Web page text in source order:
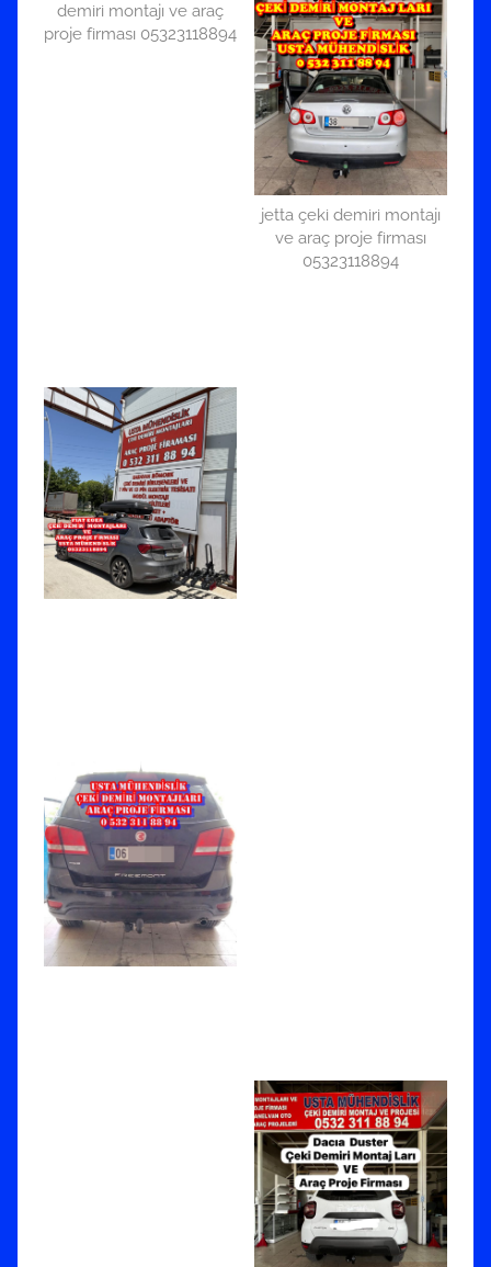
demiri montajı ve araç
proje firması 05323118894
jetta çeki demiri montajı
ve araç proje firması
05323118894